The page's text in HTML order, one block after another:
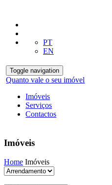
PT
EN
Toggle navigation
Quanto vale o seu imóvel
Imóveis
Serviços
Contactos
Imóveis
Home Imóveis